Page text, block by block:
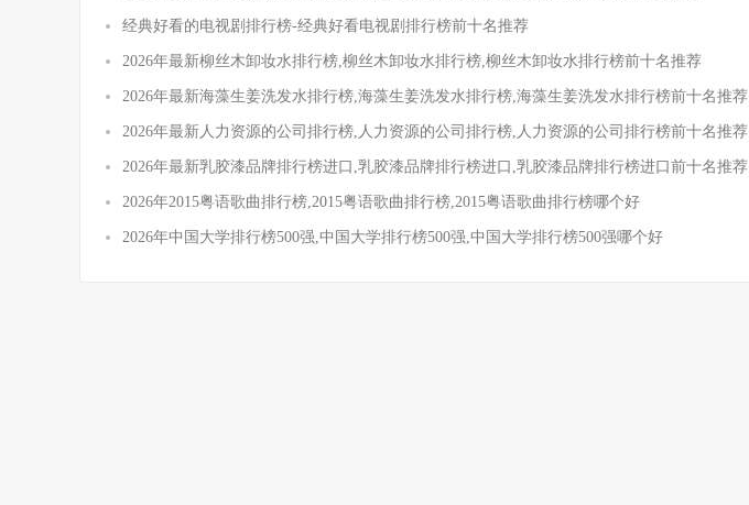
经典好看的电视剧排行榜-经典好看电视剧排行榜前十名推荐
2026年最新柳丝木卸妆水排行榜,柳丝木卸妆水排行榜,柳丝木卸妆水排行榜前十名推荐
2026年最新海藻生姜洗发水排行榜,海藻生姜洗发水排行榜,海藻生姜洗发水排行榜前十名推荐
2026年最新人力资源的公司排行榜,人力资源的公司排行榜,人力资源的公司排行榜前十名推荐
2026年最新乳胶漆品牌排行榜进口,乳胶漆品牌排行榜进口,乳胶漆品牌排行榜进口前十名推荐
2026年2015粤语歌曲排行榜,2015粤语歌曲排行榜,2015粤语歌曲排行榜哪个好
2026年中国大学排行榜500强,中国大学排行榜500强,中国大学排行榜500强哪个好